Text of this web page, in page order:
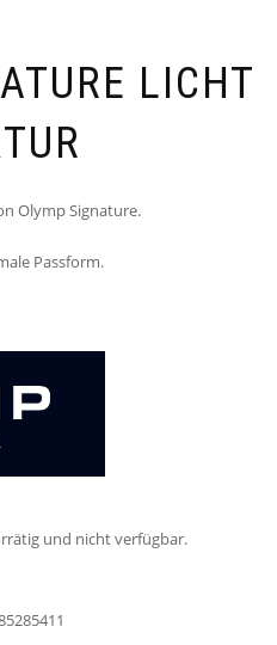
LICHT
Olymp Signature.
Passform.
und nicht verfügbar.